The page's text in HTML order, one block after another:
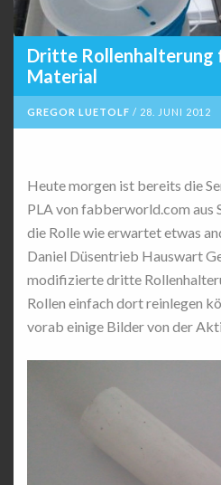
Dritte Rollenhalterung
Material
GREGOR LUETOLF / 28. JUNI 2012
Heute morgen ist bereits die
PLA von fabberworld.com aus
die Rolle wie erwartet etwas
Daniel Düsentrieb Hauswart
modifizierte dritte
Rollen einfach dort reinlegen
vorab einige Bilder von der